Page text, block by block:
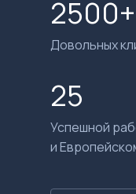
25
Успешной
и
2500+
Довольных